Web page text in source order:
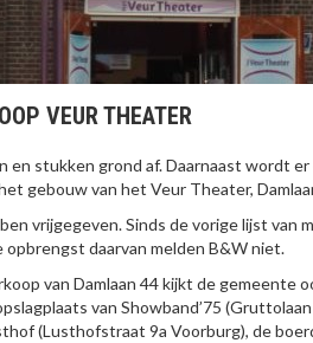
VEUR THEATER
en stukken grond af. Daarnaast wordt
gebouw van het Veur Theater,
vrijgegeven. Sinds de vorige lijst van
opbrengst daarvan melden B&W niet.
van Damlaan 44 kijkt de gemeente
van Showband’75
(Lusthofstraat 9a Voorburg), de